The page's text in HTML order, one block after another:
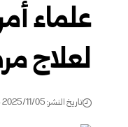
علماء
لعلاج
تاريخ النشر: 2025/11/05 1:28 مساءً